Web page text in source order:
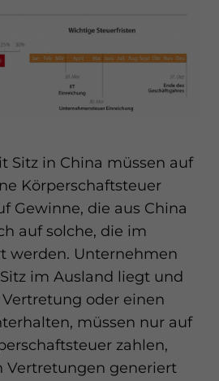
Sitz in China müssen auf
Körperschaftsteuer
Gewinne, die aus China
auf solche, die im
werden. Unternehmen
im Ausland liegt und
oder einen
müssen nur auf
zahlen,
Vertretungen generiert